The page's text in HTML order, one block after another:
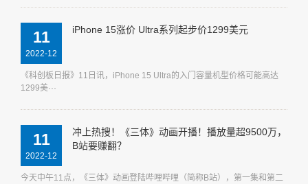
11
2022-12
iPhone 15涨价 Ultra系列起步价1299美元
《科创板日报》11日讯，iPhone 15 Ultra的入门容量机型价格可能高达
1299美···
11
2022-12
冲上热搜！《三体》动画开播！播放量超9500万，
B站要赚翻？
今天中午11点，《三体》动画登陆哔哩哔哩（简称B站），第一集和第二